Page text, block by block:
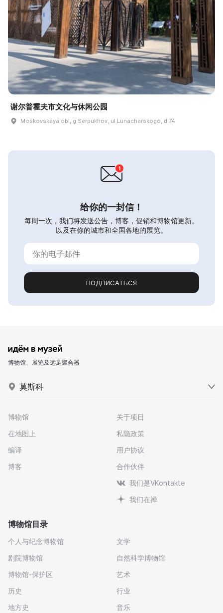
谢尔普霍夫市文化与休闲公园
Moskovskaya obl, g Serpukhov, ul Lunacharskogo, d 74
给你的一封信！
每周一次，我们将发送公告，博客，促销和博物馆更新。
以及在你的城市和全国各地的展览。
ПОДПИСАТЬСЯ
博物馆、展览及远足聚合器
莫斯科
博物馆
在地图上
编译
博客
关于项目
私隐政策
用户协议
合作伙伴
我们是VKontakte
我们在禅
博物馆目录
个人与纪念博物馆
剧院博物馆
博物馆-保护区
历史
地方史
文学
自然科学博物馆
艺术
行业
音乐